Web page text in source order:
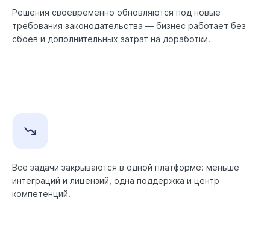
Решения своевременно обновляются под новые
требования законодательства — бизнес работает без
сбоев и дополнительных затрат на доработки.
Все задачи закрываются в одной платформе: меньше
интеграций и лицензий, одна поддержка и центр
компетенций.